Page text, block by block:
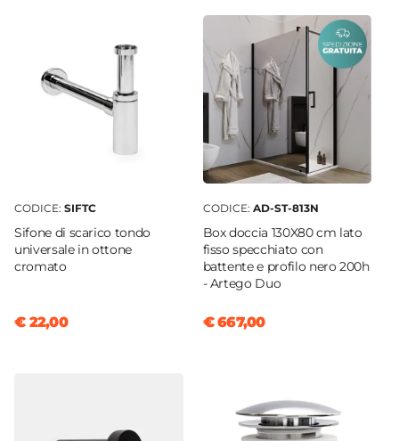
CODICE: SIFTC
Sifone di scarico tondo
universale in ottone
cromato
€ 22,00
CODICE: AD-ST-813N
Box doccia 130X80 cm lato
fisso specchiato con
battente e profilo nero 200h
- Artego Duo
€ 667,00